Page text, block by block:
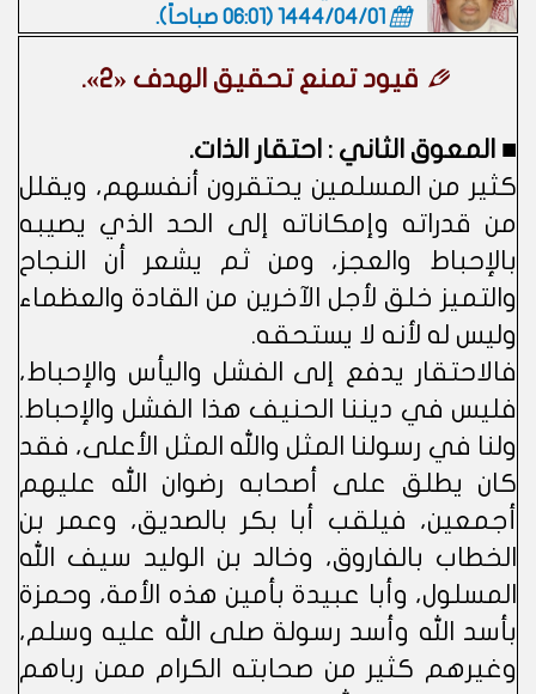
1444/04/01 (06:01 صباحاً)
.
قيود تمنع تحقيق الهدف «2».
■ المعوق الثاني : احتقار الذات.
كثير من المسلمين يحتقرون أنفسهم، ويقلل
من قدراته وإمكاناته إلى الحد الذي يصيبه
بالإحباط والعجز، ومن ثم يشعر أن النجاح
والتميز خلق لأجل الآخرين من القادة والعظماء
وليس له لأنه لا يستحقه.
فالاحتقار يدفع إلى الفشل واليأس والإحباط،
فليس في ديننا الحنيف هذا الفشل والإحباط.
ولنا في رسولنا المثل والله المثل الأعلى، فقد
كان يطلق على أصحابه رضوان الله عليهم
أجمعين، فيلقب أبا بكر بالصديق، وعمر بن
الخطاب بالفاروق، وخالد بن الوليد سيف الله
المسلول، وأبا عبيدة بأمين هذه الأمة، وحمزة
بأسد الله وأسد رسولة صلى الله عليه وسلم،
وغيرهم كثير من صحابته الكرام ممن رباهم